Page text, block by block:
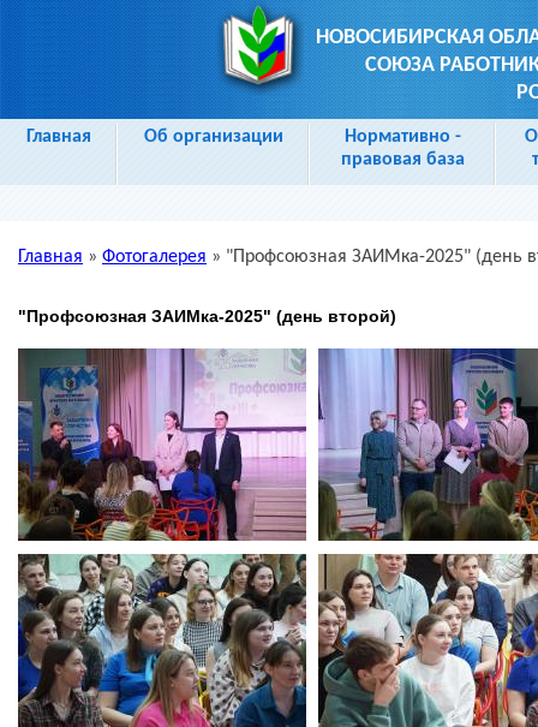
НОВОСИБИРСКАЯ
СОЮЗА
Главная Об организации
Нормативно -
правовая база
Главная » Фотогалерея » "Профсоюзная ЗАИМка-2025" (день
"Профсоюзная ЗАИМка-2025" (день второй)